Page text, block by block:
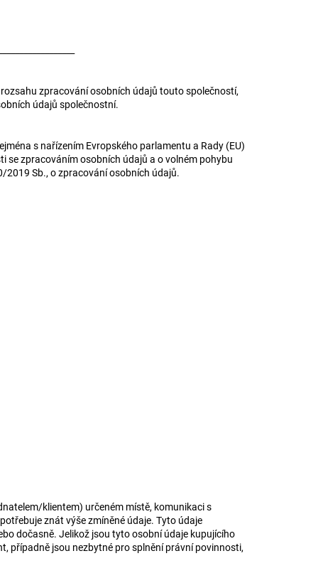
zpracování osobních údajů touto společností,
údajů společnostní.
s nařízením Evropského parlamentu a Rady (EU)
se zpracováním osobních údajů a o volném pohybu
2019 Sb., o zpracování osobních údajů.
klientem) určeném místě, komunikaci s
znát výše zmíněné údaje. Tyto údaje
dočasně. Jelikož jsou tyto osobní údaje kupujícího
případně jsou nezbytné pro splnění právní povinnosti,